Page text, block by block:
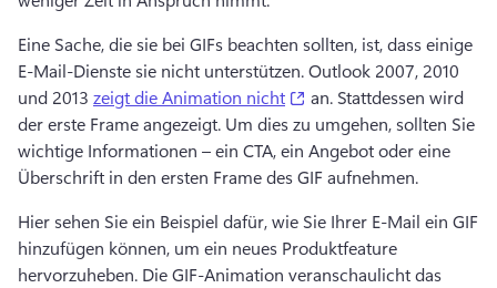
Eine Sache, die sie bei GIFs beachten sollten, ist, dass einige
E-Mail-Dienste sie nicht unterstützen. Outlook 2007, 2010
und 2013 zeigt die Animation nicht (opens in a new tab)
an. Stattdessen wird
der erste Frame angezeigt. Um dies zu umgehen, sollten Sie
wichtige Informationen – ein CTA, ein Angebot oder eine
Überschrift in den ersten Frame des GIF aufnehmen.
Hier sehen Sie ein Beispiel dafür, wie Sie Ihrer E-Mail ein GIF
hinzufügen können, um ein neues Produktfeature
hervorzuheben. Die GIF-Animation veranschaulicht das